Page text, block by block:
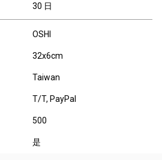
30 日
OSHI
32x6cm
Taiwan
T/T, PayPal
500
是